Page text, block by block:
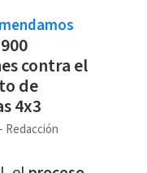
contra el
de
4x3
Redacción